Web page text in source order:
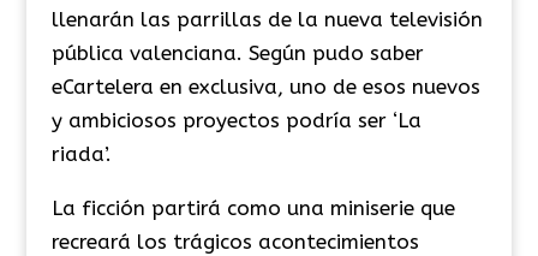
llenarán las parrillas de la nueva televisión
pública valenciana. Según pudo saber
eCartelera en exclusiva, uno de esos nuevos
y ambiciosos proyectos podría ser ‘La
riada’.
La ficción partirá como una miniserie que
recreará los trágicos acontecimientos